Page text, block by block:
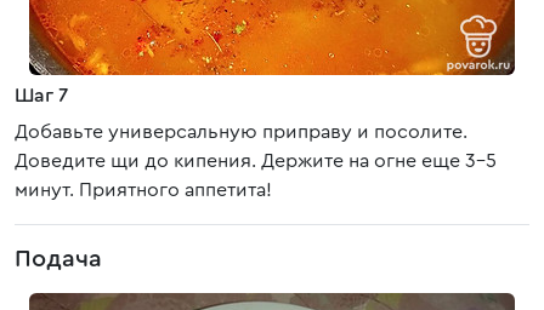
Шаг 7
Добавьте универсальную приправу и посолите.
Доведите щи до кипения. Держите на огне еще 3-5
минут. Приятного аппетита!
Подача